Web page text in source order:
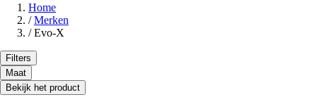
Home
/ Merken
/ Evo-X
Filters
Maat
Bekijk het product